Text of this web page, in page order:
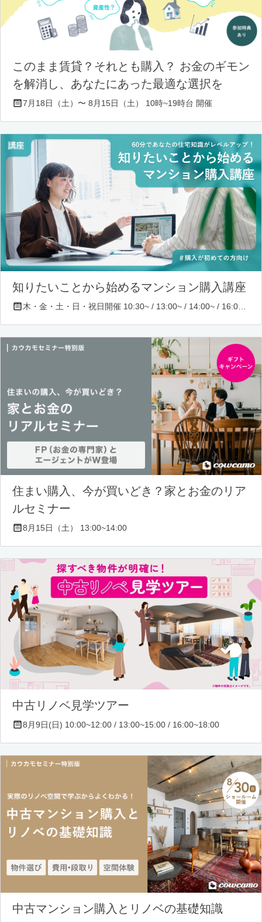
このまま賃貸？それとも購入？ お金のギモン
を解消し、あなたにあった最適な選択を
7月18日（土）〜 8月15日（土） 10時~19時台 開催
知りたいことから始めるマンション購入講座
住まい購入、今が買いどき？家とお金のリア
ルセミナー
8月15日（土） 13:00~14:00
中古リノベ見学ツアー
8月9日(日) 10:00~12:00 / 13:00~15:00 / 16:00~18:00
中古マンション購入とリノベの基礎知識